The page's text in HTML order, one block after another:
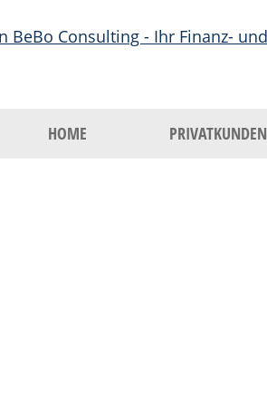
HOME PRIVATKUNDEN